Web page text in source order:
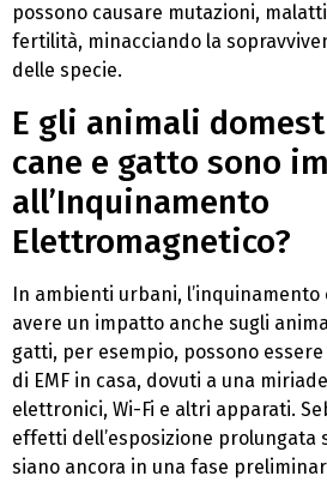
possono causare mutazioni,
fertilità, minacciando la
delle specie.
E gli animali
cane e gatto sono
all’Inquinamento
Elettromagnetico?
In ambienti urbani,
avere un impatto anche sugli
gatti, per esempio, possono
di EMF in casa, dovuti a una
elettronici, Wi-Fi e altri apparati.
effetti dell’esposizione prolungata
siano ancora in una fase